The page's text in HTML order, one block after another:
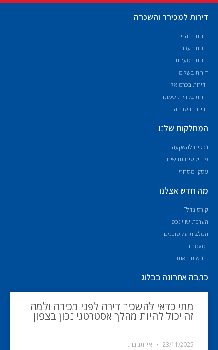
דירות למכירה והשכרה
דירות בנהריה
דירות בעכו
דירות במעלות
דירות בשלומי
דירות בכרמיאל
דירות בקריית שמונה
דירות בטבריה
המחלקות שלנו
נכסים להשקעה
פרוייקטים חדשים
עסקי מסחרי
מה חדש אצלנו
קורס נדל"ן
הערכת שווי נכס
המלצות על סוכנים
מאמרים
נגישות האתר
כתבה אחרונה בבלוג
מתי כדאי להשכיר דירה לפני מכירה ולמה
זה יכול להיות מהלך אסטרטגי נכון בצפון
23/11/2025 אין תגובות